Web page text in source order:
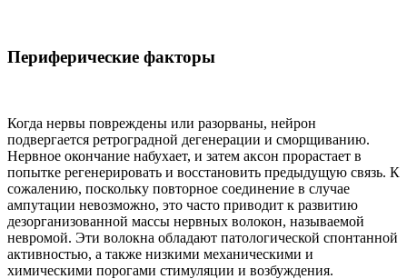
Периферические факторы
Когда нервы повреждены или разорваны, нейрон
подвергается ретроградной дегенерации и сморщиванию.
Нервное окончание набухает, и затем аксон прорастает в
попытке регенерировать и восстановить предыдущую связь. К
сожалению, поскольку повторное соединение в случае
ампутации невозможно, это часто приводит к развитию
дезорганизованной массы нервных волокон, называемой
невромой. Эти волокна обладают патологической спонтанной
активностью, а также низкими механическими и
химическими порогами стимуляции и возбуждения.